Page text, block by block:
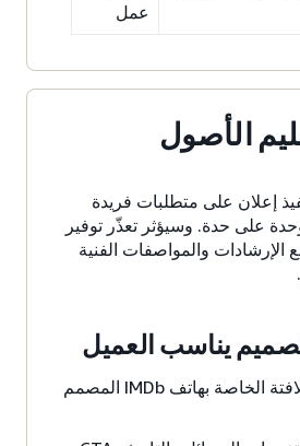
عمل
الأصول
إعلان على متطلبات فريدة
على حدة. وسيؤثر تعذّر توفير
الإرشادات والمواصفات الفنية
يناسب العميل
نموذج PSD للافتة الخاصة بهاتف IMDb المصمم